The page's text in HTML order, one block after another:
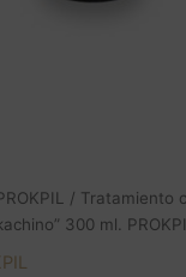
/ Tratamiento
300 ml.